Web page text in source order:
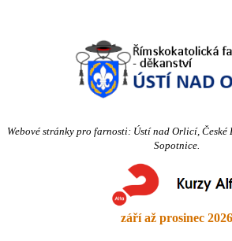
Webové stránky pro farnosti: Ústí nad Orlicí,
Sopotnice.
září až prosinec 2026